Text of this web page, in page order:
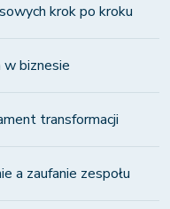
krok po kroku
w biznesie
transformacji
a zaufanie zespołu